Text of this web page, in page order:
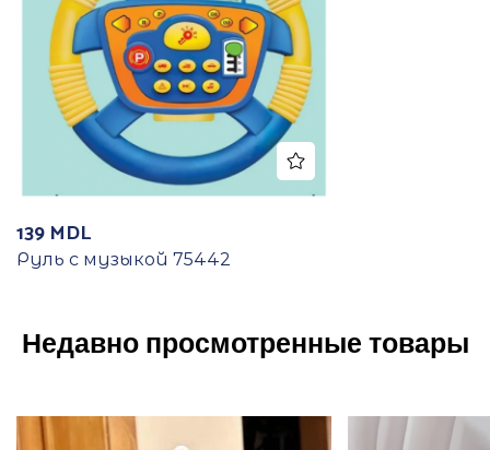
139 MDL
Руль с музыкой 75442
Недавно просмотренные товары